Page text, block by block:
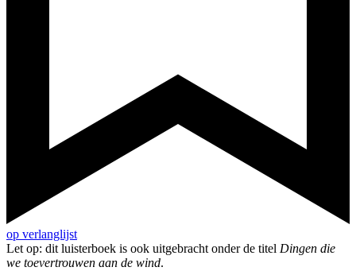
op verlanglijst
Let op: dit luisterboek is ook uitgebracht onder de titel Dingen die
we toevertrouwen aan de wind.